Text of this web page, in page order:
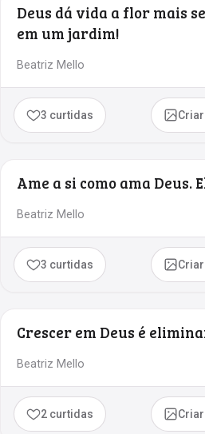
Deus dá vida a flor mais
em um jardim!
Beatriz Mello
3 curtidas
Ame a si como ama Deus.
Beatriz Mello
3 curtidas
Crescer em Deus é
Beatriz Mello
2 curtidas